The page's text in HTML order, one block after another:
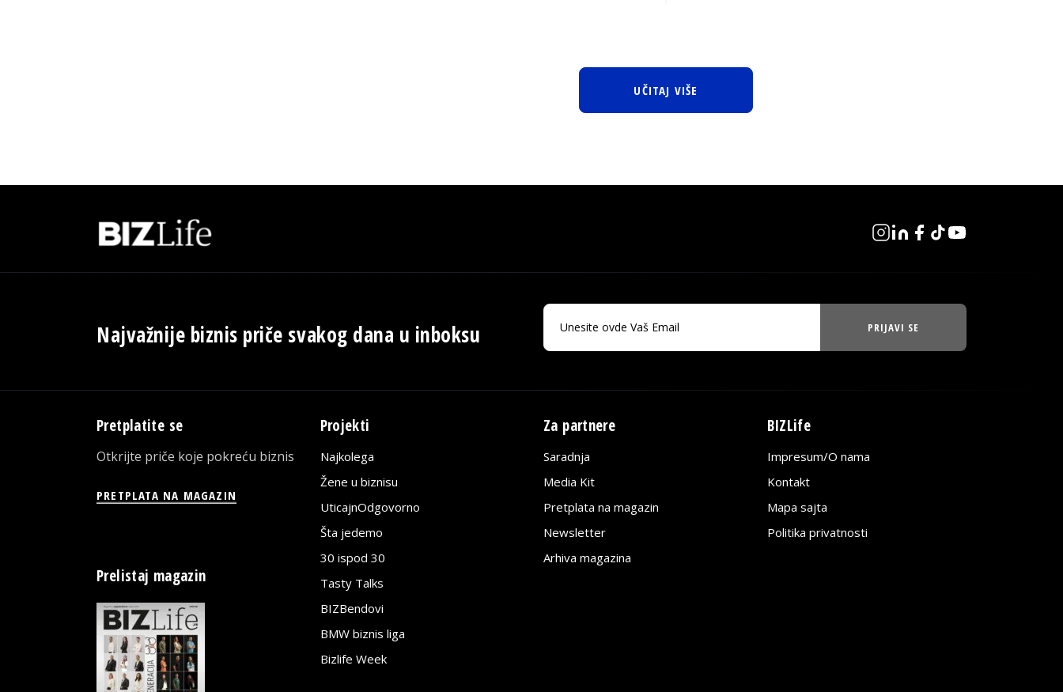
UČITAJ VIŠE
Najvažnije biznis priče svakog dana u inboksu PRIJAVI SE
Pretplatite se
Otkrijte priče koje pokreću biznis
PRETPLATA NA MAGAZIN
Prelistaj magazin
Projekti
Najkolega
Žene u biznisu
UticajnOdgovorno
Šta jedemo
30 ispod 30
Tasty Talks
BIZBendovi
BMW biznis liga
Bizlife Week
Za partnere
Saradnja
Media Kit
Pretplata na magazin
Newsletter
Arhiva magazina
BIZLife
Impresum/O nama
Kontakt
Mapa sajta
Politika privatnosti